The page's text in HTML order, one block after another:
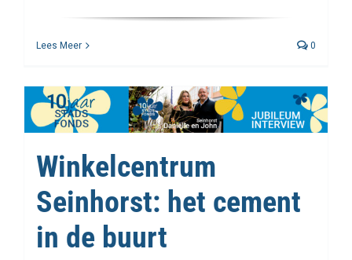
Lees Meer 0
Winkelcentrum
Seinhorst: het cement
in de buurt